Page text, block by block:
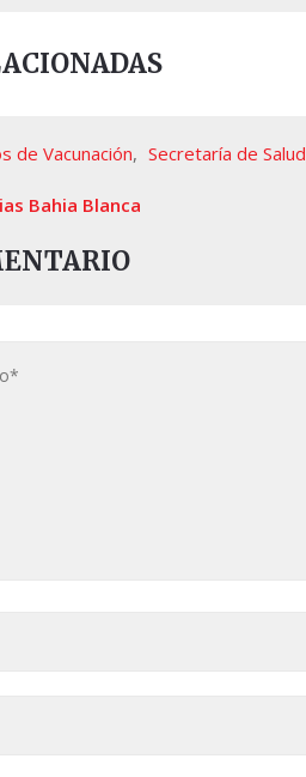
de Vacunación, Secretaría de Salud
Bahia Blanca